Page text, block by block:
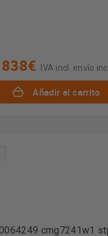
838€ IVA incl. envío incl.
Añadir al carrito